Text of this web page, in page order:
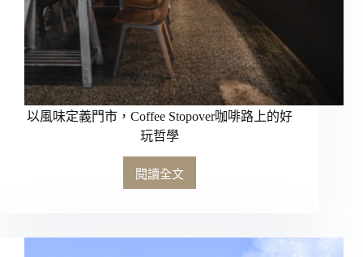
回
應
歷
史
以風味定義門市，Coffee Stopover咖啡路上的好
玩哲學
閱讀全文
以